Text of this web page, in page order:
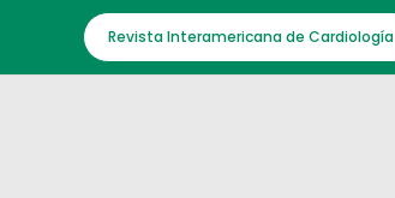
Revista Interamericana de Cardiología